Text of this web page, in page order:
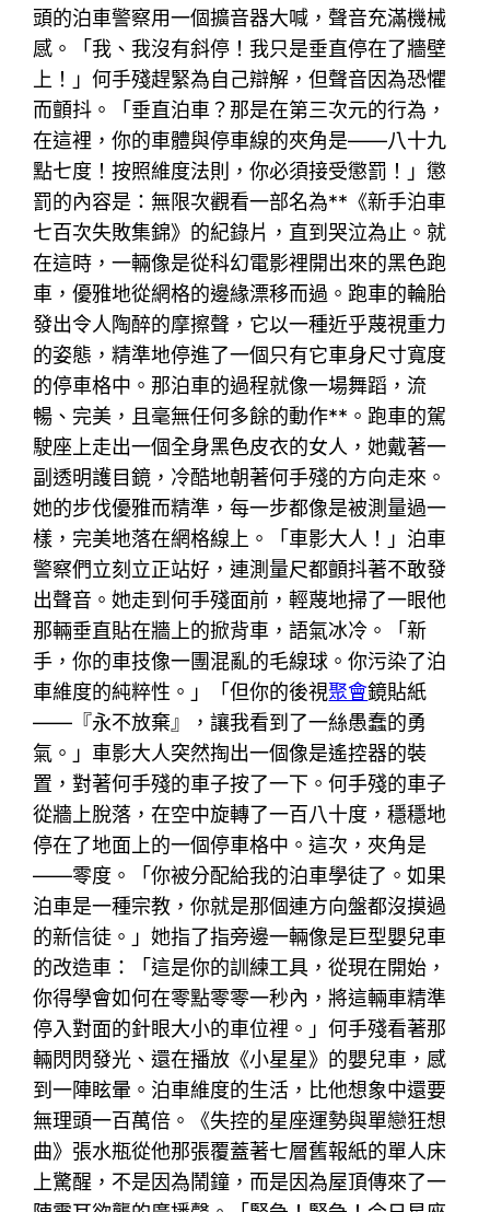
頭的泊車警察用一個擴音器大喊，聲音充滿機械
感。「我、我沒有斜停！我只是垂直停在了牆壁
上！」何手殘趕緊為自己辯解，但聲音因為恐懼
而顫抖。「垂直泊車？那是在第三次元的行為，
在這裡，你的車體與停車線的夾角是——八十九
點七度！按照維度法則，你必須接受懲罰！」懲
罰的內容是：無限次觀看一部名為**《新手泊車
七百次失敗集錦》的紀錄片，直到哭泣為止。就
在這時，一輛像是從科幻電影裡開出來的黑色跑
車，優雅地從網格的邊緣漂移而過。跑車的輪胎
發出令人陶醉的摩擦聲，它以一種近乎蔑視重力
的姿態，精準地停進了一個只有它車身尺寸寬度
的停車格中。那泊車的過程就像一場舞蹈，流
暢、完美，且毫無任何多餘的動作**。跑車的駕
駛座上走出一個全身黑色皮衣的女人，她戴著一
副透明護目鏡，冷酷地朝著何手殘的方向走來。
她的步伐優雅而精準，每一步都像是被測量過一
樣，完美地落在網格線上。「車影大人！」泊車
警察們立刻立正站好，連測量尺都顫抖著不敢發
出聲音。她走到何手殘面前，輕蔑地掃了一眼他
那輛垂直貼在牆上的掀背車，語氣冰冷。「新
手，你的車技像一團混亂的毛線球。你污染了泊
車維度的純粹性。」「但你的後視聚會鏡貼紙
——『永不放棄』，讓我看到了一絲愚蠢的勇
氣。」車影大人突然掏出一個像是遙控器的裝
置，對著何手殘的車子按了一下。何手殘的車子
從牆上脫落，在空中旋轉了一百八十度，穩穩地
停在了地面上的一個停車格中。這次，夾角是
——零度。「你被分配給我的泊車學徒了。如果
泊車是一種宗教，你就是那個連方向盤都沒摸過
的新信徒。」她指了指旁邊一輛像是巨型嬰兒車
的改造車：「這是你的訓練工具，從現在開始，
你得學會如何在零點零零一秒內，將這輛車精準
停入對面的針眼大小的車位裡。」何手殘看著那
輛閃閃發光、還在播放《小星星》的嬰兒車，感
到一陣眩暈。泊車維度的生活，比他想象中還要
無理頭一百萬倍。《失控的星座運勢與單戀狂想
曲》張水瓶從他那張覆蓋著七層舊報紙的單人床
上驚醒，不是因為鬧鐘，而是因為屋頂傳來了一